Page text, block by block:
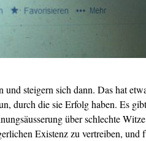
steigern sich dann. Das hat
durch die sie Erfolg haben. Es
über schlechte
Existenz zu vertreiben, und